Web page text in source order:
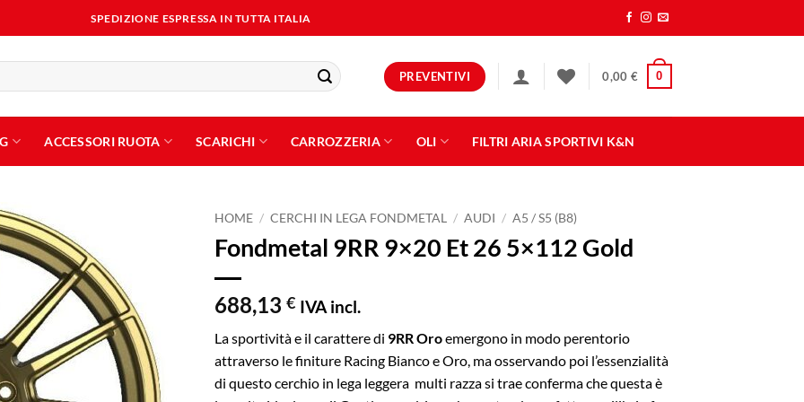
SPEDIZIONE ESPRESSA IN TUTTA ITALIA
PREVENTIVI 0,00 € 0
ACCESSORI RUOTA SCARICHI CARROZZERIA OLI FILTRI ARIA SPORTIVI K&N
desideri
HOME / CERCHI IN LEGA FONDMETAL / AUDI / A5 / S5 (B8)
Fondmetal 9RR 9×20 Et 26 5×112 Gold
688,13 € IVA incl.
La sportività e il carattere di 9RR Oroemergono in modo perentorio
attraverso le finiture Racing Bianco e Oro, ma osservando poi l’essenzialità
di questo cerchio in lega leggera multi razza si trae conferma che questa è